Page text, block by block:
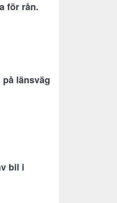
för rån.
länsväg
bil i